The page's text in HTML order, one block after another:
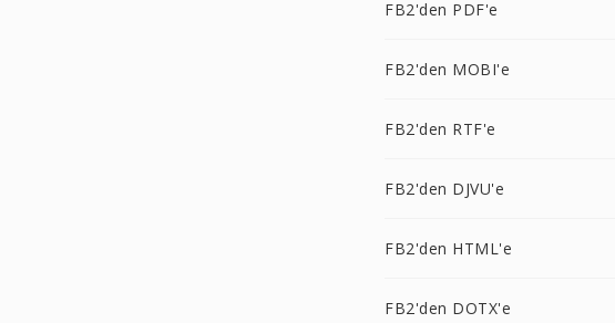
FB2'den PDF'e
FB2'den MOBI'e
FB2'den RTF'e
FB2'den DJVU'e
FB2'den HTML'e
FB2'den DOTX'e